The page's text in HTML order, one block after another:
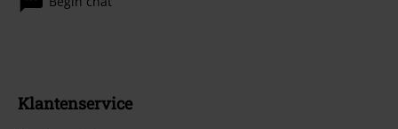
Klantenservice